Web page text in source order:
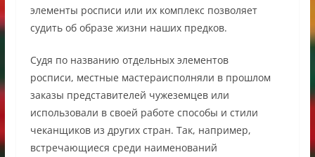
элементы росписи или их комплекс позволяет
судить об образе жизни наших предков.
Судя по названию отдельных элементов
росписи, местные мастераисполняли в прошлом
заказы представителей чужеземцев или
использовали в своей работе способы и стили
чеканщиков из других стран. Так, например,
встречающиеся среди наименований